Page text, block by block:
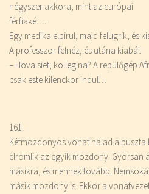
négyszer akkora, mint az európai
férfiaké….
Egy medika elpirul, majd felugrik, és
A professzor felnéz, és utána kiabál:
– Hova siet, kollegina? A repülőgép
csak este kilenckor indul…
161.
Kétmozdonyos vonat halad a
elromlik az egyik mozdony. Gyorsan
másikra, és mennek tovább.
másik mozdony is. Ekkor a